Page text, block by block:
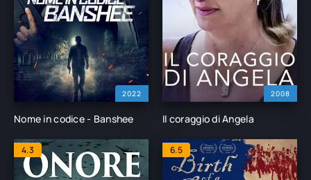
2022
Nome in codice - Banshee
2008
Il coraggio di Angela
4.3 6.5